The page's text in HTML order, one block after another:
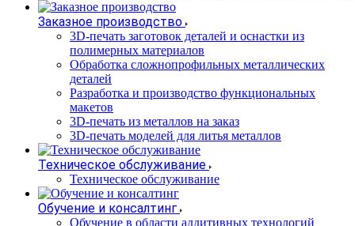
Заказное производство
3D-печать заготовок деталей и оснастки из
полимерных материалов
Обработка сложнопрофильных металлических
деталей
Разработка и производство функциональных
макетов
3D-печать из металлов на заказ
3D-печать моделей для литья металлов
Техническое обслуживание
Техническое обслуживание
Обучение и консалтинг
Обучение в области аддитивных технологий